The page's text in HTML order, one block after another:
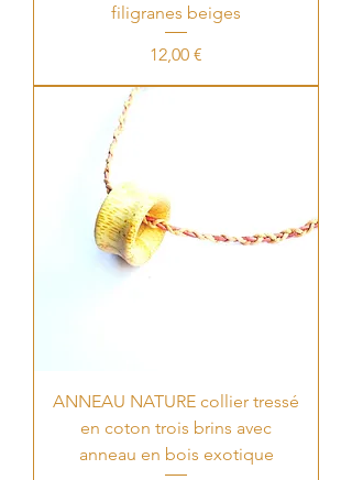
filigranes beiges
Price
12,00 €
ANNEAU NATURE collier tressé
en coton trois brins avec
anneau en bois exotique